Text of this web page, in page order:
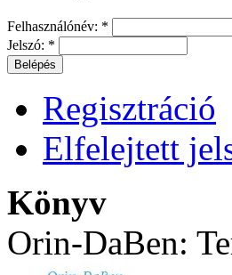
Felhasználónév: *
Jelszó: *
Regisztráció
Elfelejtett
Könyv
Orin-DaBen: